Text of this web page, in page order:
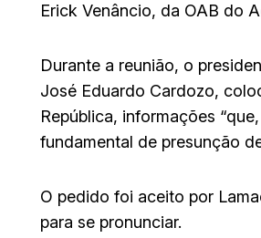
Erick Venâncio, da OAB do
Durante a reunião, o
José Eduardo Cardozo,
República, informações
fundamental de presunção
O pedido foi aceito por
para se pronunciar.